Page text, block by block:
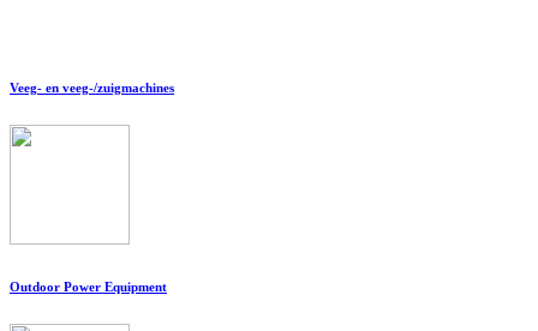
Veeg- en veeg-/zuigmachines
Outdoor Power Equipment